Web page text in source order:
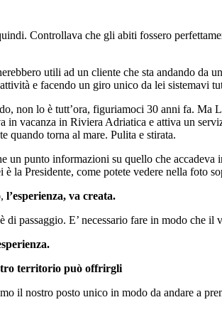
Controllava che gli abiti fossero
utili ad un cliente che sta andando
e facendo un giro unico da lei sistemavi
non lo è tutt’ora, figuriamoci 30 anni fa.
vacanza in Riviera Adriatica e attiva un
quando torna al mare. Pulita e stirata.
punto informazioni su quello che accadeva
la Presidente, come potete vedere nella foto
l’esperienza, va creata.
passaggio. E’ necessario fare in modo che
territorio può offrirgli
il nostro posto unico in modo da andare a